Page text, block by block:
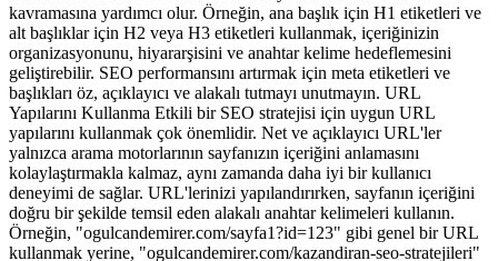
kavramasına yardımcı olur. Örneğin, ana başlık için H1 etiketleri ve
alt başlıklar için H2 veya H3 etiketleri kullanmak, içeriğinizin
organizasyonunu, hiyararşisini ve anahtar kelime hedeflemesini
geliştirebilir. SEO performansını artırmak için meta etiketleri ve
başlıkları öz, açıklayıcı ve alakalı tutmayı unutmayın. URL
Yapılarını Kullanma Etkili bir SEO stratejisi için uygun URL
yapılarını kullanmak çok önemlidir. Net ve açıklayıcı URL'ler
yalnızca arama motorlarının sayfanızın içeriğini anlamasını
kolaylaştırmakla kalmaz, aynı zamanda daha iyi bir kullanıcı
deneyimi de sağlar. URL'lerinizi yapılandırırken, sayfanın içeriğini
doğru bir şekilde temsil eden alakalı anahtar kelimeleri kullanın.
Örneğin, "ogulcandemirer.com/sayfa1?id=123" gibi genel bir URL
kullanmak yerine, "ogulcandemirer.com/kazandiran-seo-stratejileri"